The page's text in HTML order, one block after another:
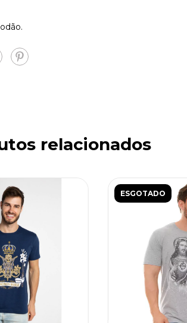
relacionados
ESGOTADO